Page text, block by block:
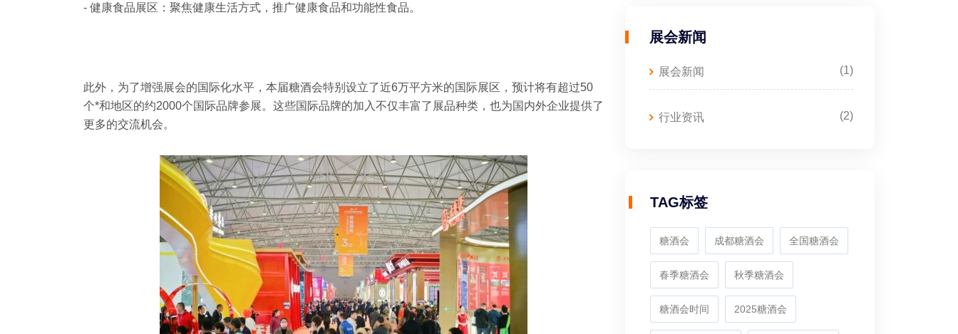
- 健康食品展区：聚焦健康生活方式，推广健康食品和功能性食品。
此外，为了增强展会的国际化水平，本届糖酒会特别设立了近6万平方米的国际展区，预计将有超过50
个*和地区的约2000个国际品牌参展。这些国际品牌的加入不仅丰富了展品种类，也为国内外企业提供了
更多的交流机会。
展会新闻
展会新闻 (1)
行业资讯 (2)
TAG标签
糖酒会 成都糖酒会 全国糖酒会
春季糖酒会 秋季糖酒会
糖酒会时间 2025糖酒会